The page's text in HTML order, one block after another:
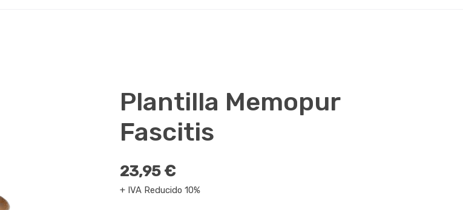
Plantilla Memopur
Fascitis
23,95 €
+ IVA Reducido 10%